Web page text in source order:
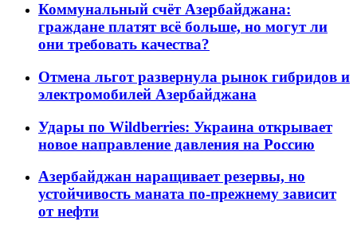
Коммунальный счёт Азербайджана:
граждане платят всё больше, но могут ли
они требовать качества?
Отмена льгот развернула рынок гибридов и
электромобилей Азербайджана
Удары по Wildberries: Украина открывает
новое направление давления на Россию
Азербайджан наращивает резервы, но
устойчивость маната по-прежнему зависит
от нефти